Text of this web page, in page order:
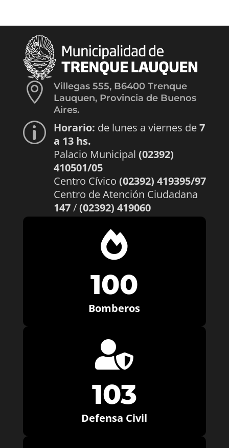

Villegas 555, B6400 Trenque
Lauquen, Provincia de Buenos
Aires.
p Horario: de lunes a viernes de7
a 13 hs.
Palacio Municipal (02392)
410501/05
Centro Cívico (02392) 419395/97
Centro de Atención Ciudadana
147/(02392) 419060

100
Bomberos

103
Defensa Civil